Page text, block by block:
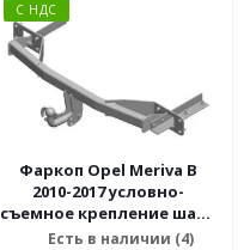
С НДС
Фаркоп Opel Meriva B
2010-2017 условно-
съемное крепление шара
OP 04
Есть в наличии (4)